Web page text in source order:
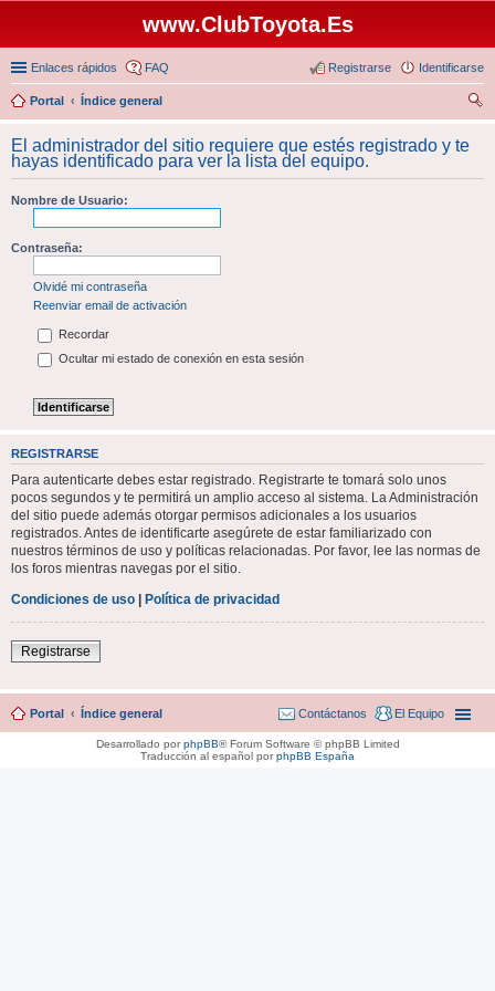
www.ClubToyota.Es
Enlaces rápidos FAQ Identificarse
Registrarse
Portal
Índice general
car
El administrador del sitio requiere que estés registrado y te
hayas identificado para ver la lista del equipo.
Nombre de Usuario:
Contraseña:
Olvidé mi contraseña
Reenviar email de activación
Recordar
Ocultar mi estado de conexión en esta sesión
REGISTRARSE
Para autenticarte debes estar registrado. Registrarte te tomará solo unos
pocos segundos y te permitirá un amplio acceso al sistema. La Administración
del sitio puede además otorgar permisos adicionales a los usuarios
registrados. Antes de identificarte asegúrete de estar familiarizado con
nuestros términos de uso y políticas relacionadas. Por favor, lee las normas de
los foros mientras navegas por el sitio.
Condiciones de uso | Política de privacidad
Registrarse
Portal Índice general El Equipo
Contáctanos
Desarrollado porphpBB® Forum Software © phpBB Limited
Traducción al español porphpBB España